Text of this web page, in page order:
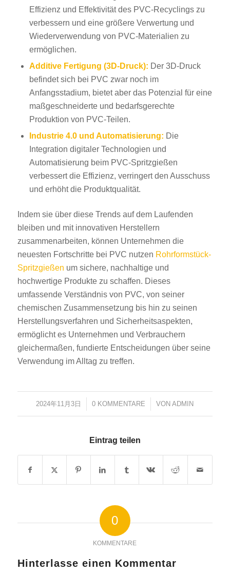
Effizienz und Effektivität des PVC-Recyclings zu
verbessern und eine größere Verwertung und
Wiederverwendung von PVC-Materialien zu
ermöglichen.
Additive Fertigung (3D-Druck): Der 3D-Druck
befindet sich bei PVC zwar noch im
Anfangsstadium, bietet aber das Potenzial für eine
maßgeschneiderte und bedarfsgerechte
Produktion von PVC-Teilen.
Industrie 4.0 und Automatisierung: Die
Integration digitaler Technologien und
Automatisierung beim PVC-Spritzgießen
verbessert die Effizienz, verringert den Ausschuss
und erhöht die Produktqualität.
Indem sie über diese Trends auf dem Laufenden
bleiben und mit innovativen Herstellern
zusammenarbeiten, können Unternehmen die
neuesten Fortschritte bei PVC nutzen Rohrformstück-
Spritzgießen um sichere, nachhaltige und
hochwertige Produkte zu schaffen. Dieses
umfassende Verständnis von PVC, von seiner
chemischen Zusammensetzung bis hin zu seinen
Herstellungsverfahren und Sicherheitsaspekten,
ermöglicht es Unternehmen und Verbrauchern
gleichermaßen, fundierte Entscheidungen über seine
Verwendung im Alltag zu treffen.
2024年11月3日
/ 0 KOMMENTARE
/ VONADMIN
Eintrag teilen
0
KOMMENTARE
Hinterlasse einen Kommentar